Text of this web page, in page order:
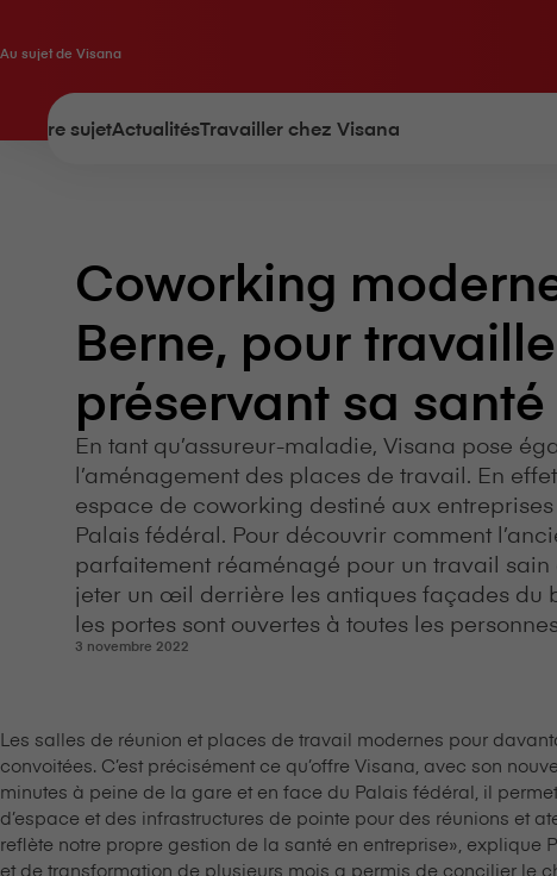
Au sujet de V⁠i⁠s⁠a⁠n⁠a
À notre sujetActualitésTravailler chez V⁠i⁠s⁠a⁠n⁠a
Coworking
Berne, pour
préservant sa santé
En tant qu’assureur-maladie, V⁠i⁠s⁠a⁠n⁠a pose
l’aménagement des places de travail. En
espace de coworking destiné aux
Palais fédéral. Pour découvrir comment
parfaitement réaménagé pour un travail
jeter un œil derrière les antiques façades du
les portes sont ouvertes à toutes les
3 novembre 2022
Les salles de réunion et places de travail modernes pour
convoitées. C’est précisément ce qu’offre V⁠i⁠s⁠a⁠n⁠a, avec son
minutes à peine de la gare et en face du Palais fédéral, il
d’espace et des infrastructures de pointe pour des réunions et
reflète notre propre gestion de la santé en entreprise»,
et de transformation de plusieurs mois a permis de concilier le